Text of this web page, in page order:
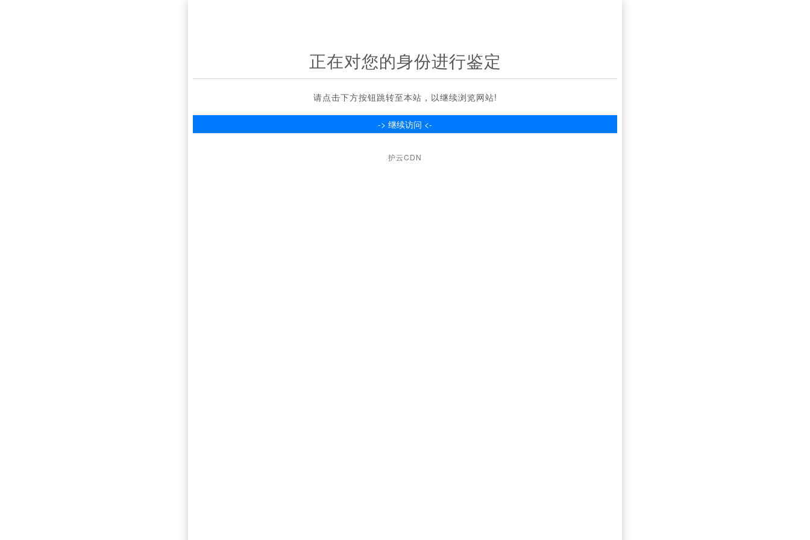
正在对您的身份进行鉴定
请点击下方按钮跳转至本站，以继续浏览网站!
护云CDN